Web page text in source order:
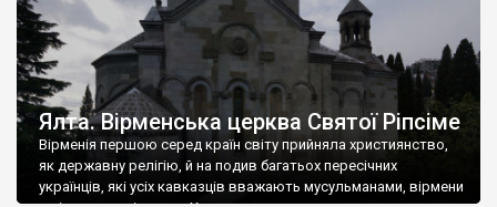
Ялта. Вірменська церква Святої Ріпсіме
Вірменія першою серед країн світу прийняла християнство,
як державну релігію, й на подив багатьох пересічних
українців, які усіх кавказців вважають мусульманами, вірмени